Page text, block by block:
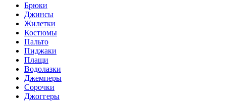
Брюки
Джинсы
Жилетки
Костюмы
Пальто
Пиджаки
Плащи
Водолазки
Джемперы
Сорочки
Джоггеры